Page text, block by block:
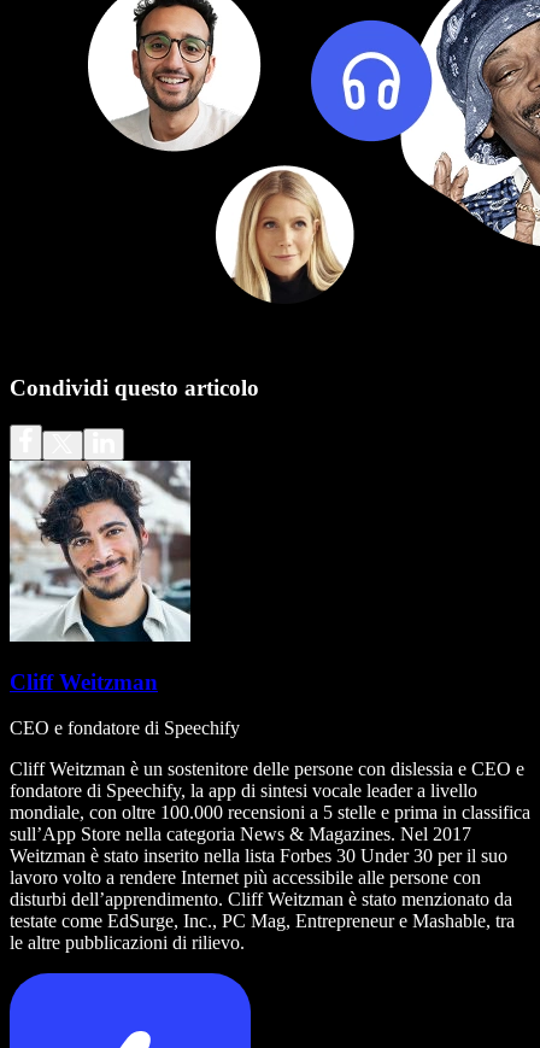
Condividi questo articolo
Cliff Weitzman
CEO e fondatore di Speechify
Cliff Weitzman è un sostenitore delle persone con dislessia e CEO e
fondatore di Speechify, la app di sintesi vocale leader a livello
mondiale, con oltre 100.000 recensioni a 5 stelle e prima in classifica
sull’App Store nella categoria News & Magazines. Nel 2017
Weitzman è stato inserito nella lista Forbes 30 Under 30 per il suo
lavoro volto a rendere Internet più accessibile alle persone con
disturbi dell’apprendimento. Cliff Weitzman è stato menzionato da
testate come EdSurge, Inc., PC Mag, Entrepreneur e Mashable, tra
le altre pubblicazioni di rilievo.